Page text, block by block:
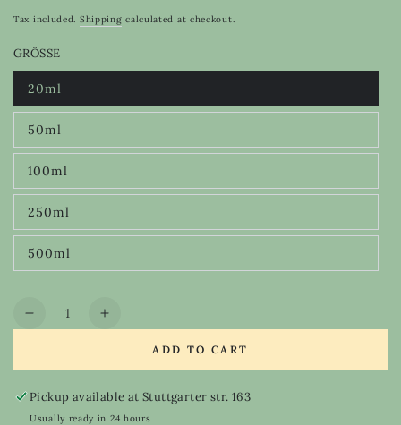
Tax included. Shipping calculated at checkout.
GRÖSSE
20ml
Variant
sold
out
or
unavailable
50ml
Variant
sold
out
or
unavailable
100ml
Variant
sold
out
or
unavailable
250ml
Variant
sold
out
or
unavailable
500ml
Variant
sold
unavailable
Quantity
Decrease
EH
fragrance
Increase
EH
fragrance
ADD TO CART
Pickup available atStuttgarter str. 163
Usually ready in 24 hours